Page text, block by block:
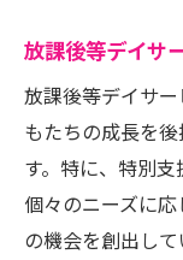
子ども
地域に
変化す
放課後等デイサ
放課後等デイサ
もたちの成長を
す。特に、特別
個々のニーズに
の機会を創出し